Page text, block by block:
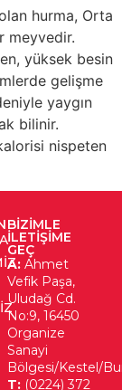
hurma, Orta
meyvedir.
yüksek besin
gelişme
yaygın
bilinir.
nispeten
BIZIMLE
ILETIŞIME
GEÇ
A: Ahmet
Vefik Paşa,
Uludağ Cd.
No:9, 16450
Organize
Sanayi
Bölgesi/Kestel/
T: (0224) 372